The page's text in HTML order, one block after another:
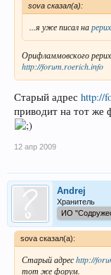
sova сказал(а):
...я уже писал на
Орифламмовского
http://forum.roerich.info
Старый адрес http://
приводит на тот
12 апр 2009
Andrej
Хранитель
ИО
sova сказал(а):
Старый адресhttp://
тот же форум.